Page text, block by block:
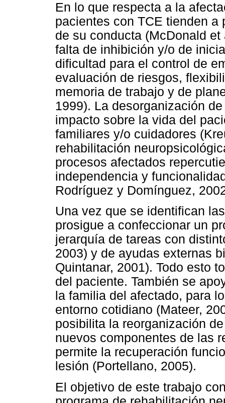
En lo que respecta a la
pacientes con TCE tienden a
de su conducta (McDonald
falta de inhibición y/o de
dificultad para el control de
evaluación de riesgos,
memoria de trabajo y de
1999). La desorganización
impacto sobre la vida del
familiares y/o cuidadores
rehabilitación
procesos afectados
independencia y
Rodríguez y Domínguez,
Una vez que se identifican
prosigue a confeccionar un
jerarquía de tareas con
2003) y de ayudas externas
Quintanar, 2001). Todo esto
del paciente. También se
la familia del afectado, para
entorno cotidiano (Mateer,
posibilita la reorganización
nuevos componentes de las
permite la recuperación
lesión (Portellano, 2005).
El objetivo de este trabajo